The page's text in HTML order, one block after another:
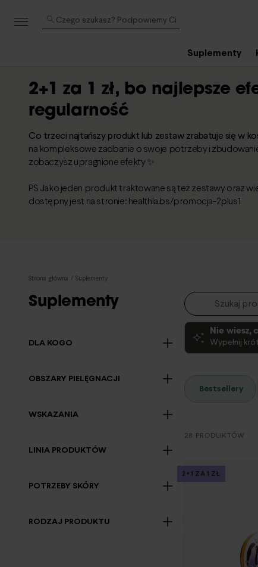
Czego szukasz? Podpowiemy Ci
Suplementy
2+1 za 1 zł, bo najlepsze
regularność
Co trzeci najtańszy produkt lub zestaw zrabatuje się w
na kompleksowe zadbanie o swoje potrzeby i
zobaczysz upragnione efekty ✨
PS Jako jeden produkt traktowane są też zestawy oraz
dostępny jest na stronie: healthla.bs/promocja-2plus1
Strona główna / Suplementy
Suplementy
DLA KOGO
OBSZARY PIELĘGNACJI
WSKAZANIA
LINIA PRODUKTÓW
POTRZEBY SKÓRY
RODZAJ PRODUKTU
Nie wiesz,
Wypełnij
Bestsellery
28 PRODUKTÓW
2+1 ZA 1 ZŁ